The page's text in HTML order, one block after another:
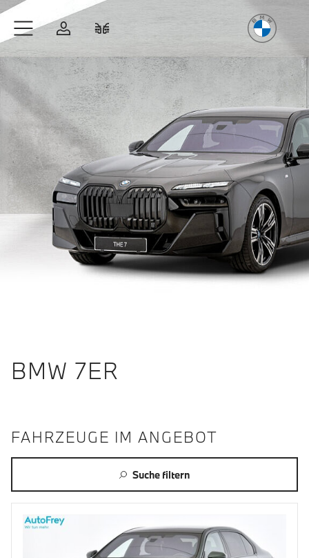
Zum Hauptinhalt springen
Anmelden
BMW 7ER
FAHRZEUGE IM ANGEBOT
Suche filtern